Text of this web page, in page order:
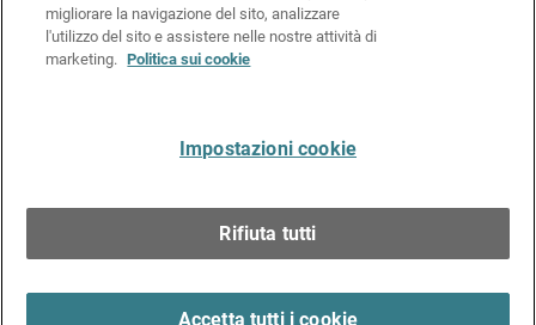
Informativa sulla privacy
Kit Media & Brand
migliorare la navigazione del sito, analizzare
l'utilizzo del sito e assistere nelle nostre attività di
marketing. Politica sui cookie
Impostazioni cookie
Rifiuta tutti
Accetta tutti i cookie